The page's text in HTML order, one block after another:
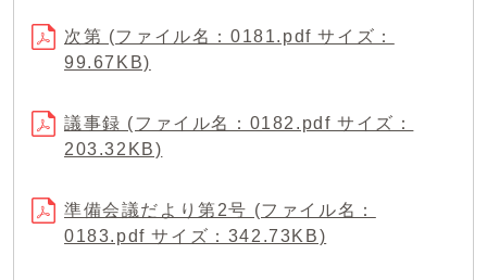
次第 (ファイル名：0181.pdf サイズ：
99.67KB)
議事録 (ファイル名：0182.pdf サイズ：
203.32KB)
準備会議だより第2号 (ファイル名：
0183.pdf サイズ：342.73KB)